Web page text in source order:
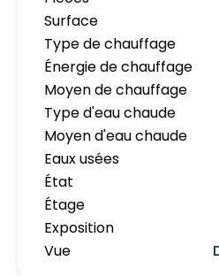
Surface
Type de chauffage
Énergie de chauffage
Moyen de chauffage
Type d'eau chaude
Moyen d'eau chaude
Eaux usées
État
Étage
Exposition
Vue